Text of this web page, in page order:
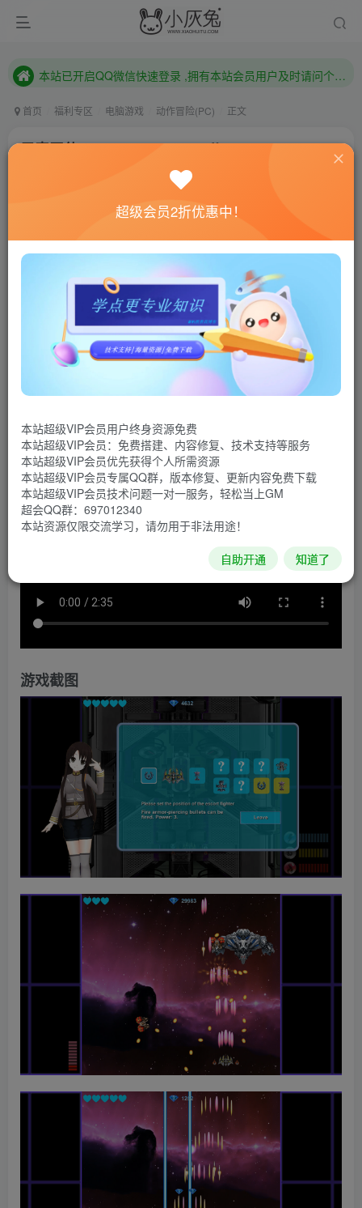
本站已开启QQ微信快速登录 ,拥有本站会员用户及时请问个人中心绑定！
首页 福利专区 电脑游戏 动作冒险(PC) 正文
元素天使2/Elemental Angel Ⅱ
联网教程： 内附教程
单机教程： 内附教程
不懂的话联系客服！！！
本站的资源转载自国内外各大媒体和网络，仅供试玩体
验。如果您喜欢该游戏内容，请支持正版 →→→正版购买
游戏介绍
《元素天使2》是一款纵向卷轴飞行射击类游戏。玩家控
游戏视频
游戏截图
超级会员2折优惠中！
本站超级VIP会员用户终身资源免费
本站超级VIP会员：免费搭建、内容修复、技术支持等服务
本站超级VIP会员优先获得个人所需资源
本站超级VIP会员专属QQ群，版本修复、更新内容免费下载
本站超级VIP会员技术问题一对一服务，轻松当上GM
超会QQ群：697012340
本站资源仅限交流学习，请勿用于非法用途！
自助开通 知道了